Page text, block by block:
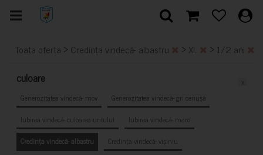
Toata oferta > Credința vindecă- albastru > XL > 1/2 ani
culoare
Generozitatea vindecă- mov
Generozitatea vindecă- gri cenușă
Iubirea vindecă- culoarea untului
Iubirea vindecă- maro
Credința vindecă- albastru
Credința vindecă- vișiniu